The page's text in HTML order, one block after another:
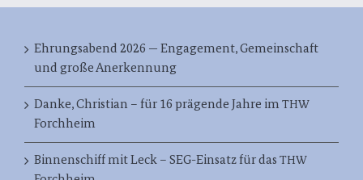
Ehrungsabend 2026 — Engagement, Gemeinschaft
und große Anerkennung
Danke, Christian – für 16 prägende Jahre im THW
Forchheim
Binnenschiff mit Leck – SEG-Einsatz für das THW